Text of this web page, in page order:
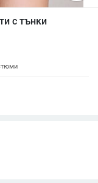
с тънки